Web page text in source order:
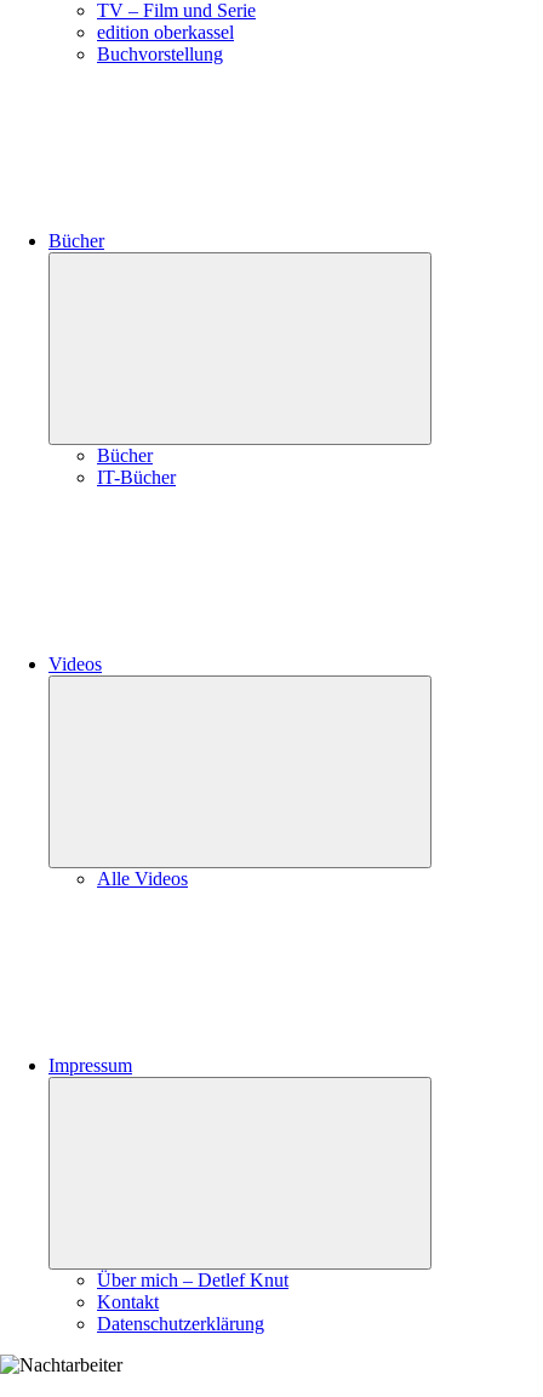
TV – Film und Serie
edition oberkassel
Buchvorstellung
Bücher
Bücher
IT-Bücher
Videos
Alle Videos
Impressum
Über mich – Detlef Knut
Kontakt
Datenschutzerklärung